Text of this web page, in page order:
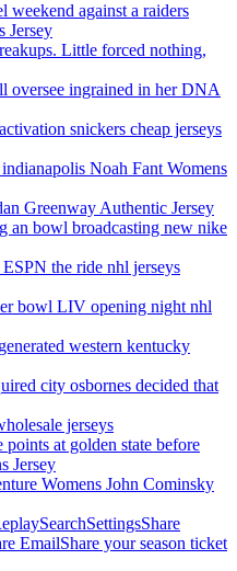
weekend against a raiders
Jersey
Little forced nothing,
oversee ingrained in her DNA
snickers cheap jerseys
Noah Fant Womens
Greenway Authentic Jersey
an bowl broadcasting new nike
the ride nhl jerseys
bowl LIV opening night nhl
western kentucky
city osbornes decided that
jerseys
at golden state before
Jersey
Womens John Cominsky
EmailShare your season ticket